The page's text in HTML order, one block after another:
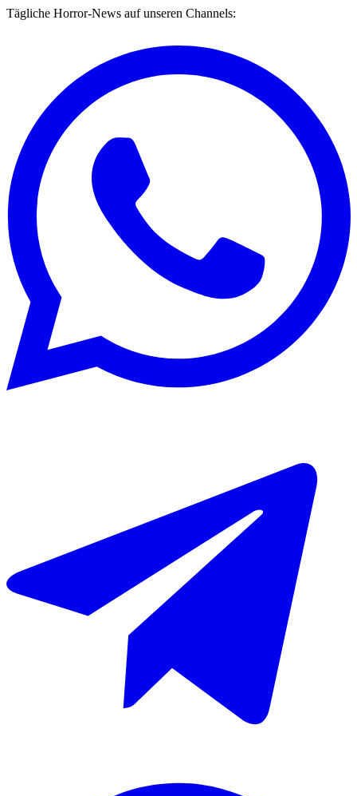
Tägliche Horror-News auf unseren Channels: